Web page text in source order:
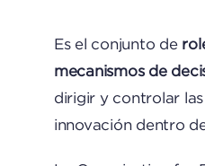
Es el conjunto de
mecanismos de
dirigir y controlar
innovación dentro